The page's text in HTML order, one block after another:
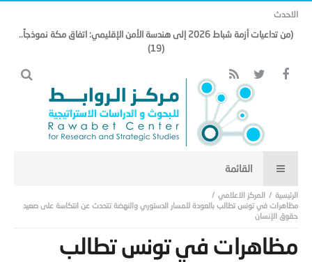
الاحدث
(من تداعيات أزمة شباط 2026 إلى هندسة الأمن الإقليمي: اتفاق مكة نموذجاً..
(19)
المركز الاعلامي
مظاهرات في تونس تطالب بالعودة للمسار الدستوري والنهضة تتحدث عن انتكاسة على صعيد
حقوق الإنسان
مظاهرات في تونس تطالب